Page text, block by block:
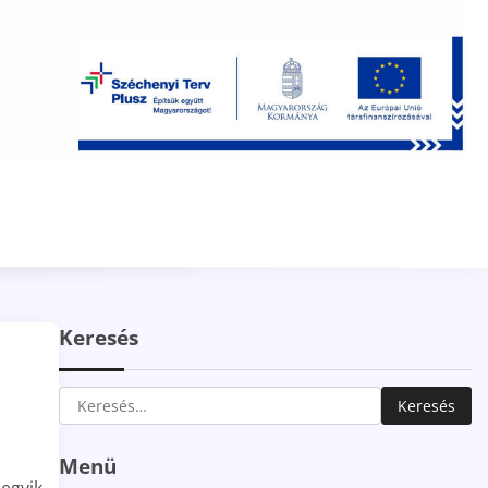
Keresés
Keresés:
Menü